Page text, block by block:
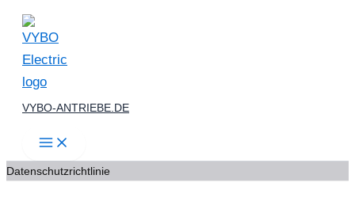
Zum
Inhalt
springen
VYBO-ANTRIEBE.DE
Datenschutzrichtlinie